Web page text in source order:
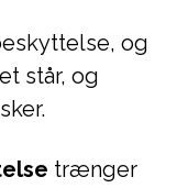
og
står, og
trænger